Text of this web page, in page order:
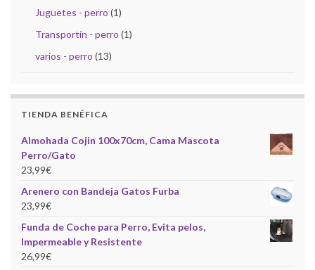
Juguetes - perro (1)
Transportín - perro (1)
varios - perro (13)
TIENDA BENÉFICA
Almohada Cojin 100x70cm, Cama Mascota
Perro/Gato
23,99€
Arenero con Bandeja Gatos Furba
23,99€
Funda de Coche para Perro, Evita pelos,
Impermeable y Resistente
26,99€